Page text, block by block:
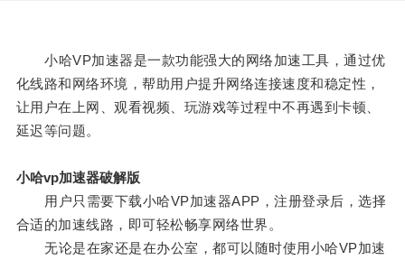
小哈VP加速器是一款功能强大的网络加速工具，通过优
化线路和网络环境，帮助用户提升网络连接速度和稳定性，
让用户在上网、观看视频、玩游戏等过程中不再遇到卡顿、
延迟等问题。
小哈vp加速器破解版
用户只需要下载小哈VP加速器APP，注册登录后，选择
合适的加速线路，即可轻松畅享网络世界。
无论是在家还是在办公室，都可以随时使用小哈VP加速